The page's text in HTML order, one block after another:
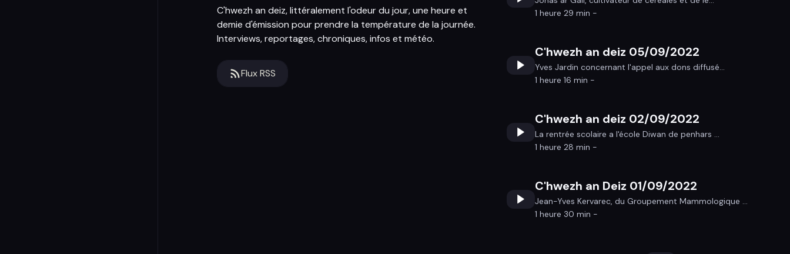
C'hwezh an deiz, littéralement l'odeur du jour, une heure et
demie d'émission pour prendre la température de la journée.
Interviews, reportages, chroniques, infos et météo.
Flux RSS
1 heure 29 min -
C'hwezh an deiz 05/09/2022
Yves Jardin concernant l'appel aux dons diffusé...
1 heure 16 min -
C'hwezh an deiz 02/09/2022
La rentrée scolaire a l'école Diwan de penhars ...
1 heure 28 min -
C'hwezh an Deiz 01/09/2022
Jean-Yves Kervarec, du Groupement Mammologique ...
1 heure 30 min -